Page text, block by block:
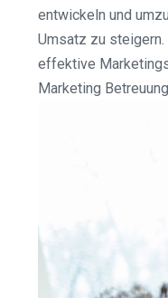
entwickeln und
Umsatz zu
effektive
Marketing